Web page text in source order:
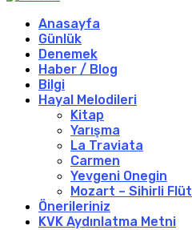
Anasayfa
Günlük
Denemek
Haber / Blog
Bilgi
Hayal Melodileri
Kitap
Yarışma
La Traviata
Carmen
Yevgeni Onegin
Mozart – Sihirli Flüt
Önerileriniz
KVK Aydınlatma Metni